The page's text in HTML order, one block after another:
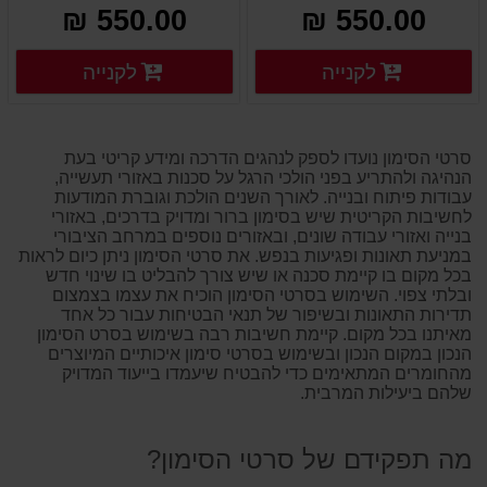
550.00 ₪
פרטים נוספים פרטים נוספים לקנייה
רוחב 5 ס
550.00 ₪
פרטים נוספים
לקנייה
סרטי הסימון נועדו לספק לנהגים הדרכה ומידע קריטי בעת
הנהיגה ולהתריע בפני הולכי הרגל על סכנות באזורי תעשייה,
עבודות פיתוח ובנייה. לאורך השנים הולכת וגוברת המודעות
לחשיבות הקריטית שיש בסימון ברור ומדויק בדרכים, באזורי
בנייה ואזורי עבודה שונים, ובאזורים נוספים במרחב הציבורי
במניעת תאונות ופגיעות בנפש. את סרטי הסימון ניתן כיום לראות
בכל מקום בו קיימת סכנה או שיש צורך להבליט בו שינוי חדש
ובלתי צפוי. השימוש בסרטי הסימון הוכיח את עצמו בצמצום
תדירות התאונות ובשיפור של תנאי הבטיחות עבור כל אחד
מאיתנו בכל מקום. קיימת חשיבות רבה בשימוש בסרט הסימון
הנכון במקום הנכון ובשימוש בסרטי סימון איכותיים המיוצרים
מהחומרים המתאימים כדי להבטיח שיעמדו בייעוד המדויק
שלהם ביעילות המרבית.
מה תפקידם של סרטי הסימון?